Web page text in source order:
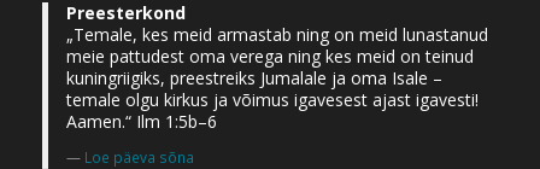
Preesterkond
„Temale, kes meid armastab ning on meid lunastanud
meie pattudest oma verega ning kes meid on teinud
kuningriigiks, preestreiks Jumalale ja oma Isale –
temale olgu kirkus ja võimus igavesest ajast igavesti!
Aamen.“ Ilm 1:5b–6
Loe päeva sõna